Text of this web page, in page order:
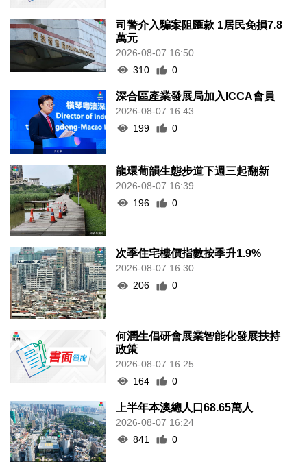
司警介入騙案阻匯款 1居民免損7.8
萬元
2026-08-07 16:50
310
0
深合區產業發展局加入ICCA會員
2026-08-07 16:43
199
0
龍環葡韻生態步道下週三起翻新
2026-08-07 16:39
196
0
次季住宅樓價指數按季升1.9%
2026-08-07 16:30
206
0
何潤生倡研會展業智能化發展扶持
政策
2026-08-07 16:25
164
0
上半年本澳總人口68.65萬人
2026-08-07 16:24
841
0